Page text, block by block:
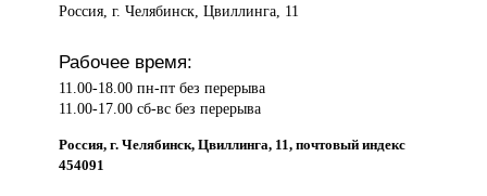
Россия, г. Челябинск, Цвиллинга, 11
Рабочее время:
11.00-18.00 пн-пт без перерыва
11.00-17.00 сб-вс без перерыва
Россия, г. Челябинск, Цвиллинга, 11, почтовый индекс
454091